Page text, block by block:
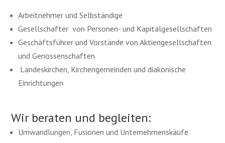
Arbeitnehmer und Selbständige
Gesellschafter von Personen- und Kapitalgesellschaften
Geschäftsführer und Vorstände von Aktiengesellschaften
und Genossenschaften
Landeskirchen, Kirchengemeinden und diakonische
Einrichtungen
Wir beraten und begleiten:
Umwandlungen, Fusionen und Unternehmenskäufe